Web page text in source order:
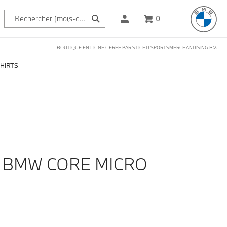
0
BOUTIQUE EN LIGNE GÉRÉE PAR STICHD SPORTSMERCHANDISING B.V.
CORE MICRO